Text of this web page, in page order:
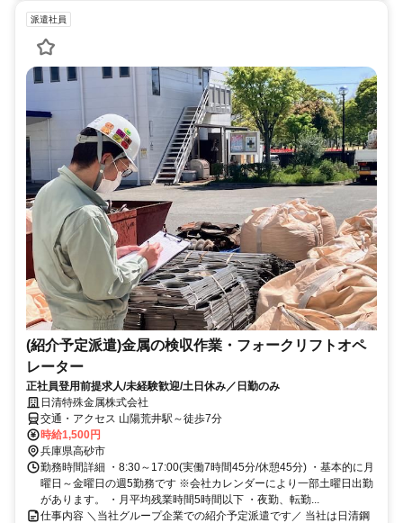
派遣社員
(紹介予定派遣)金属の検収作業・フォークリフトオペ
レーター
正社員登用前提求人/未経験歓迎/土日休み／日勤のみ
日清特殊金属株式会社
交通・アクセス 山陽荒井駅～徒歩7分
時給1,500円
兵庫県高砂市
勤務時間詳細 ・8:30～17:00(実働7時間45分/休憩45分) ・基本的に月
曜日～金曜日の週5勤務です ※会社カレンダーにより一部土曜日出勤
があります。 ・月平均残業時間5時間以下 ・夜勤、転勤...
仕事内容 ＼当社グループ企業での紹介予定派遣です／ 当社は日清鋼